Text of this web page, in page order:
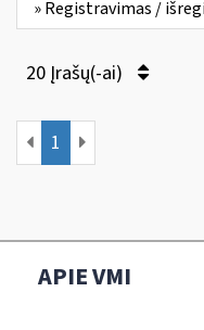
» Registravimas /
20 Įrašų(-ai)
1
APIE VMI